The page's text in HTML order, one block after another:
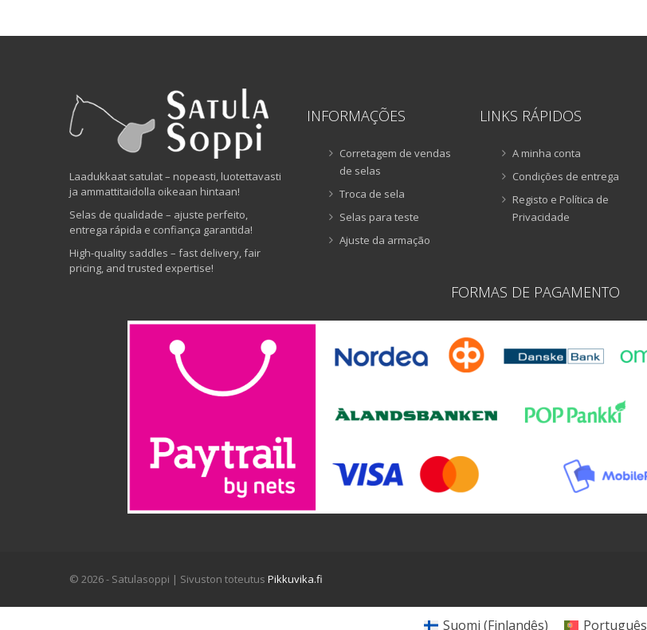
Laadukkaat satulat – nopeasti, luotettavasti
ja ammattitaidolla oikeaan hintaan!
Selas de qualidade – ajuste perfeito,
entrega rápida e confiança garantida!
High-quality saddles – fast delivery, fair
pricing, and trusted expertise!
INFORMAÇÕES
Corretagem de vendas
de selas
Troca de sela
Selas para teste
Ajuste da armação
LINKS RÁPIDOS
A minha conta
Condições de entrega
Registo e Política de
Privacidade
FORMAS DE PAGAMENTO
© 2026 - Satulasoppi | Sivuston toteutus Pikkuvika.fi
Suomi (Finlandês) Português